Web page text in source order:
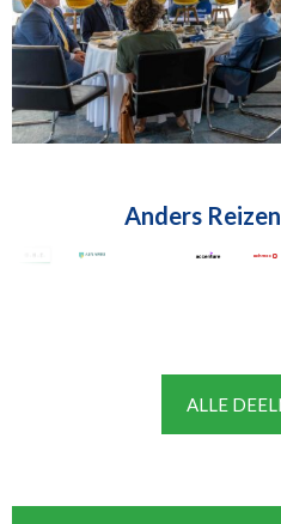
Anders
ALLE